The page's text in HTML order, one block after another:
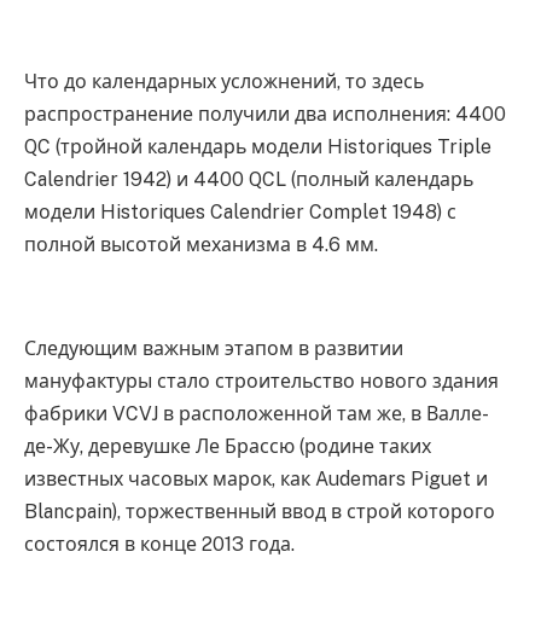
Что до календарных усложнений, то здесь
распространение получили два исполнения: 4400
QC (тройной календарь модели Historiques Triple
Calendrier 1942) и 4400 QCL (полный календарь
модели Historiques Calendrier Complet 1948) с
полной высотой механизма в 4.6 мм.
Следующим важным этапом в развитии
мануфактуры стало строительство нового здания
фабрики VCVJ в расположенной там же, в Валле-
де-Жу, деревушке Ле Брассю (родине таких
известных часовых марок, как Audemars Piguet и
Blancpain), торжественный ввод в строй которого
состоялся в конце 2013 года.